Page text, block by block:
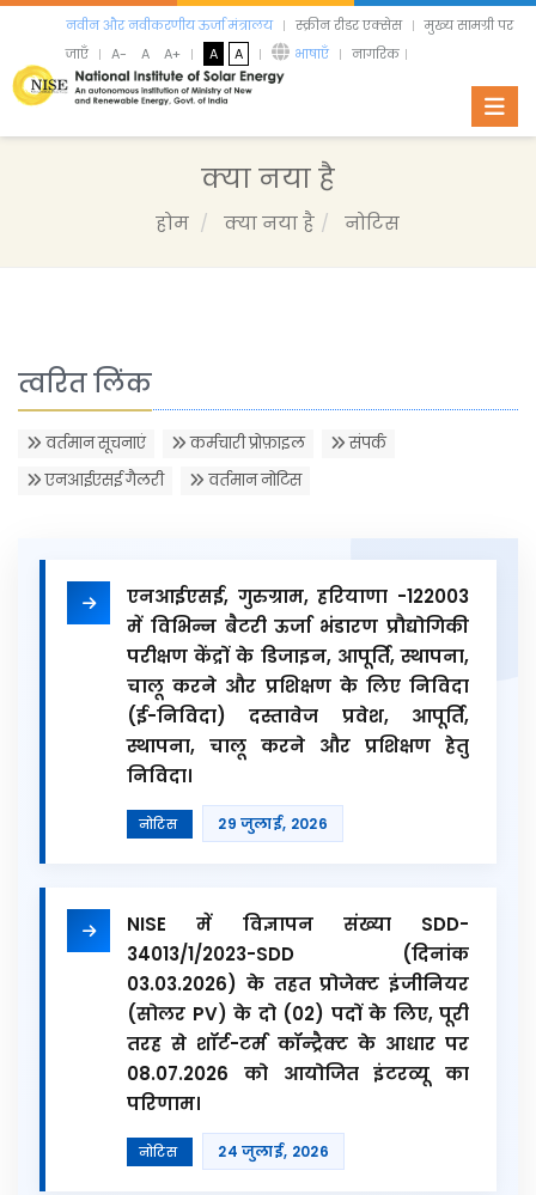
नवीन और नवीकरणीय ऊर्जा मंत्रालय स्क्रीन रीडर एक्सेस
मुख्य सामग्री पर
जाएँ
A- A A+ A A भाषाएँ नागरिक
क्या नया है
होम क्या नया है नोटिस
त्वरित लिंक
वर्तमान सूचनाएं कर्मचारी प्रोफ़ाइल
संपर्क
एनआईएसई गैलरी
वर्तमान नोटिस
एनआईएसई, गुरुग्राम, हरियाणा -122003
में विभिन्न बैटरी ऊर्जा भंडारण प्रौद्योगिकी
परीक्षण केंद्रों के डिजाइन, आपूर्ति, स्थापना,
चालू करने और प्रशिक्षण के लिए निविदा
(ई-निविदा) दस्तावेज प्रवेश, आपूर्ति,
स्थापना, चालू करने और प्रशिक्षण हेतु
निविदा।
नोटिस 29 जुलाई, 2026
NISE में विज्ञापन संख्या SDD-
34013/1/2023-SDD (दिनांक
03.03.2026) के तहत प्रोजेक्ट इंजीनियर
(सोलर PV) के दो (02) पदों के लिए, पूरी
तरह से शॉर्ट-टर्म कॉन्ट्रैक्ट के आधार पर
08.07.2026 को आयोजित इंटरव्यू का
परिणाम।
नोटिस 24 जुलाई, 2026